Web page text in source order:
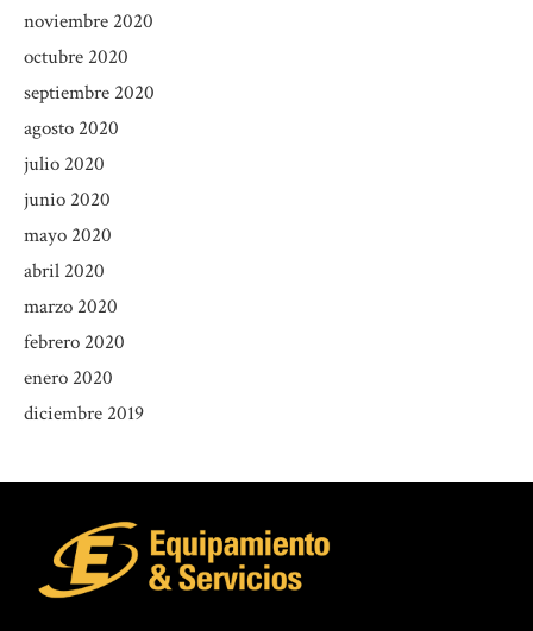
noviembre 2020
octubre 2020
septiembre 2020
agosto 2020
julio 2020
junio 2020
mayo 2020
abril 2020
marzo 2020
febrero 2020
enero 2020
diciembre 2019